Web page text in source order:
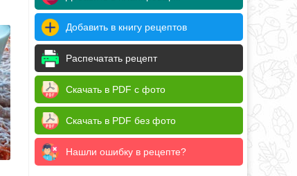
Добавить в книгу рецептов
Распечатать рецепт
Скачать в PDF с фото
Скачать в PDF без фото
Нашли ошибку в рецепте?